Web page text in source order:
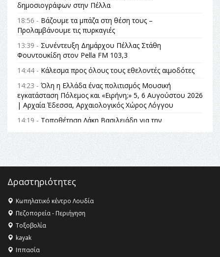
δημοσιογράφων στην Πέλλα
18:56 - Βάζουμε τα μπάζα στη θέση τους –
Προλαμβάνουμε τις πυρκαγιές
13:39 - Συνέντευξη Δημάρχου Πέλλας Στάθη
Φουντουκίδη στον Pella FM 103,3
14:44 - Κάλεσμα προς όλους τους εθελοντές αιμοδότες
14:23 - Όλη η Ελλάδα ένας πολιτισμός Μουσική
εγκατάσταση Πόλεμος και «Ειρήνη;» 5, 6 Αυγούστου 2026
| Αρχαία Έδεσσα, Αρχαιολογικός Χώρος Λόγγου
14:19 - Τοποθέτηση Λάκη Βασιλειάδη για την
θεσμικές διαδικασίες υπάρχει μόνο η ευθύνη απέναντι
στις επόμενες γενιές»
16:35 -Το πρόγραμμα του ΠΑΟΚ στον δεύτερο γύρο του
16:27 - Όλυμπος: Εντάχθηκε στον Κατάλογο Παγκόσμιας
Κληρονομιάς της UNESCO – Ομόφωνη η απόφαση Ο
Όλυμπος αναγνωρίστηκε ως φυσικό και πολιτιστικό
αγαθό εξέχουσας οικουμενικής αξίας για την
ανθρωπότητα
16:18 -
ΣΤΗΝ ΕΔΕΣΣΑ
Δραστηριότητες
Κωπηλατικό κέντρο Λουδία
Πεζοπορεία - Περιήγηση
Τοξοβολία
kayak
Ιππασία